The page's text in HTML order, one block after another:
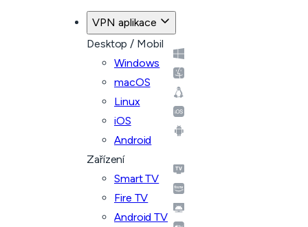
VPN aplikace
Desktop / Mobil
Windows
macOS
Linux
iOS
Android
Zařízení
Smart TV
Fire TV
Android TV